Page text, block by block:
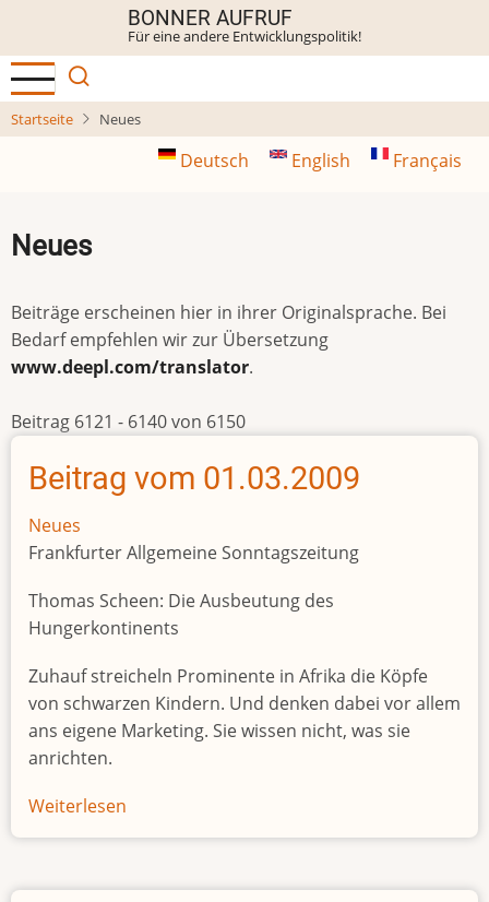
Inhalt
BONNER AUFRUF
Für eine andere Entwicklungspolitik!
Startseite Neues
Deutsch English Français
Neues
Beiträge erscheinen hier in ihrer Originalsprache. Bei
Bedarf empfehlen wir zur Übersetzung
www.deepl.com/translator.
Beitrag 6121 - 6140 von 6150
Beitrag vom 01.03.2009
Neues
Frankfurter Allgemeine Sonntagszeitung
Thomas Scheen: Die Ausbeutung des
Hungerkontinents
Zuhauf streicheln Prominente in Afrika die Köpfe
von schwarzen Kindern. Und denken dabei vor allem
ans eigene Marketing. Sie wissen nicht, was sie
anrichten.
Weiterlesen
Beitrag
01.03.2009